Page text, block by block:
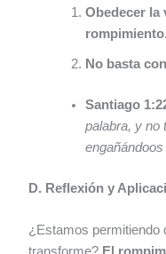
Obedecer la
rompimiento.
No basta
Santiago
palabra, y no
D. Reflexión y
¿Estamos permitiendo